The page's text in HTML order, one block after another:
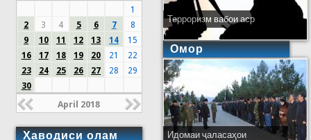
1
2
3 4 5 6 7
8
9
10 11 12 13 14
15
16
17 18 19 20 21
22
23
24 25 26 27 28
29
30
April 2018
Ҳаводиси олам
Терроризм вабои аср
Омор
Идомаи ҷаласаҳои